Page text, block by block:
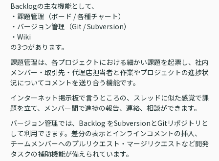
Backlogの主な機能として、
・課題管理（ボード / 各種チャート）
・バージョン管理（Git / Subversion）
・Wiki
の3つがあります。
課題管理は、各プロジェクトにおける細かい課題を起票し、社内
メンバー・取引先・代理店担当者と作業やプロジェクトの進捗状
況についてコメントを送り合う機能です。
インターネット掲示板で言うところの、スレッドに似た感覚で課
題を立て、メンバー間で進捗の報告、連絡、相談ができます。
バージョン管理では、Backlog をSubversionとGitリポジトリと
して利用できます。差分の表示とインラインコメントの挿入、
チームメンバーへのプルリクエスト・マージリクエストなど開発
タスクの補助機能が備えられています。